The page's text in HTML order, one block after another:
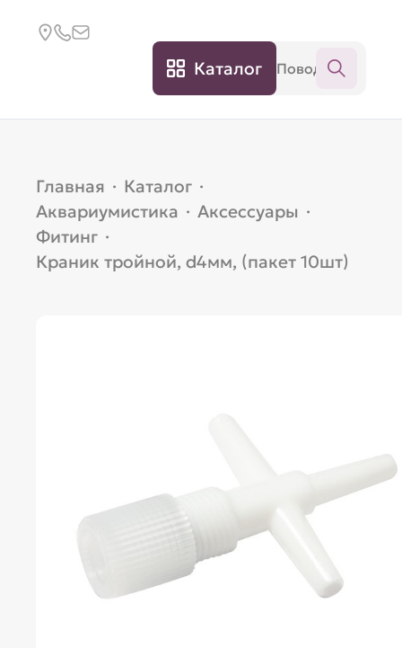
Каталог
Главная · Каталог ·
Аквариумистика · Аксессуары ·
Фитинг ·
Краник тройной, d4мм, (пакет 10шт)